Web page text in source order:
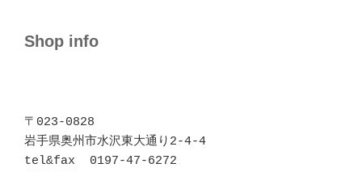
Shop info
〒023-0828
岩手県奥州市水沢東大通り2-4-4
tel&fax  0197-47-6272